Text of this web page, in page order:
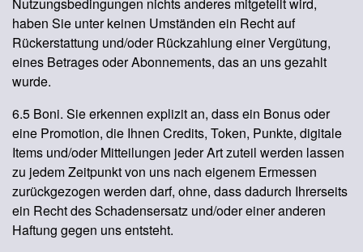
haben Sie unter keinen Umständen ein Recht auf
Rückerstattung und/oder Rückzahlung einer Vergütung,
eines Betrages oder Abonnements, das an uns gezahlt
wurde.
6.5 Boni. Sie erkennen explizit an, dass ein Bonus oder
eine Promotion, die Ihnen Credits, Token, Punkte, digitale
Items und/oder Mitteilungen jeder Art zuteil werden lassen
zu jedem Zeitpunkt von uns nach eigenem Ermessen
zurückgezogen werden darf, ohne, dass dadurch Ihrerseits
ein Recht des Schadensersatz und/oder einer anderen
Haftung gegen uns entsteht.